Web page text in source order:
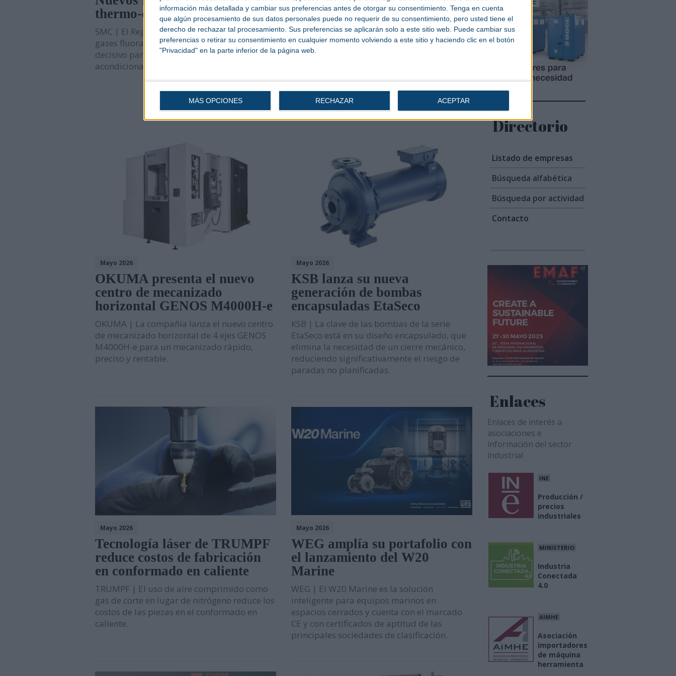
información más detallada y cambiar sus preferencias antes de otorgar su consentimiento. Tenga en cuenta
que algún procesamiento de sus datos personales puede no requerir de su consentimiento, pero usted tiene el
derecho de rechazar tal procesamiento. Sus preferencias se aplicarán solo a este sitio web. Puede cambiar sus
preferencias o retirar su consentimiento en cualquier momento volviendo a este sitio y haciendo clic en el botón
"Privacidad" en la parte inferior de la página web.
MÁS OPCIONES RECHAZAR ACEPTAR
thermo-chillers
SMC | El Reglamento (UE) 2024/573 sobre
gases fluorados marca un punto de inflexión
decisivo para la refrigeración industrial y el
acondicionamiento térmico.
mundo en lanzar un motor
IE6 sin imanes para zonas
peligrosas
motor de inducción IE3 estándar, siendo la
solución de actualización ideal para bombas
o compresores.
Mayo 2026
OKUMA presenta el nuevo
centro de mecanizado
horizontal GENOS M4000H-e
OKUMA | La compañía lanza el nuevo centro
de mecanizado horizontal de 4 ejes GENOS
M4000H-e para un mecanizado rápido,
preciso y rentable.
Mayo 2026
KSB lanza su nueva
generación de bombas
encapsuladas EtaSeco
KSB | La clave de las bombas de la serie
EtaSeco está en su diseño encapsulado, que
elimina la necesidad de un cierre mecánico,
reduciendo significativamente el riesgo de
paradas no planificadas.
Mayo 2026
Tecnología láser de TRUMPF
reduce costos de fabricación
en conformado en caliente
TRUMPF | El uso de aire comprimido como
gas de corte en lugar de nitrógeno reduce los
costos de las piezas en el conformado en
caliente.
Mayo 2026
WEG amplía su portafolio con
el lanzamiento del W20
Marine
WEG | El W20 Marine es la solución
inteligente para equipos marinos en
espacios cerrados y cuenta con el marcado
CE y con certificados de aptitud de las
principales sociedades de clasificación.
Directorio
Listado de empresas
Búsqueda alfabética
Búsqueda por actividad
Contacto
Enlaces
Enlaces de interés a
asociaciones e
información del sector
industrial
INE
Producción /
precios
industriales
MINISTERIO
Industria
Conectada
4.0
AIMHE
Asociación
importadores
de máquina
herramienta